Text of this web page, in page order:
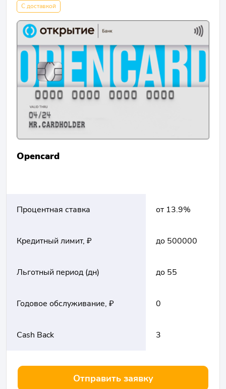
С доставкой
Opencard
Процентная ставка от 13.9%
Кредитный лимит, ₽ до 500000
Льготный период (дн) до 55
Годовое обслуживание, ₽ 0
Cash Back 3
Отправить заявку